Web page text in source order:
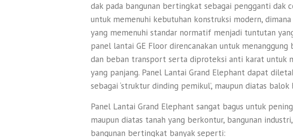
dak pada bangunan bertingkat sebagai pengganti dak
untuk memenuhi kebutuhan konstruksi modern,
yang memenuhi standar normatif menjadi tuntutan
panel lantai GE Floor direncanakan untuk
dan beban transport serta diproteksi anti karat untuk
yang panjang. Panel Lantai Grand Elephant dapat
sebagai ‘struktur dinding pemikul’, maupun diatas
Panel Lantai Grand Elephant sangat bagus untuk
maupun diatas tanah yang berkontur, bangunan
bangunan bertingkat banyak seperti: